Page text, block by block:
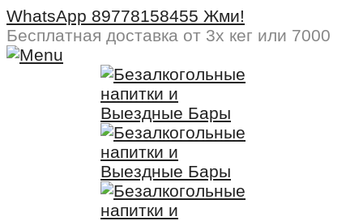
WhatsApp 89778158455 Жми!
Бесплатная доставка от 3х кег или 7000